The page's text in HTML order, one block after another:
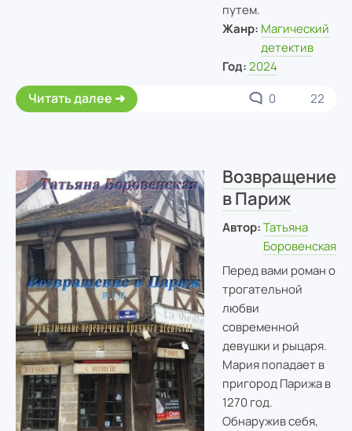
путем.
Жанр: Магический
детектив
Год: 2024
Читать далее 0 22
Возвращение
в Париж
Автор: Татьяна
Боровенская
Перед вами роман о
трогательной
любви
современной
девушки и рыцаря.
Мария попадает в
пригород Парижа в
1270 год.
Обнаружив себя,